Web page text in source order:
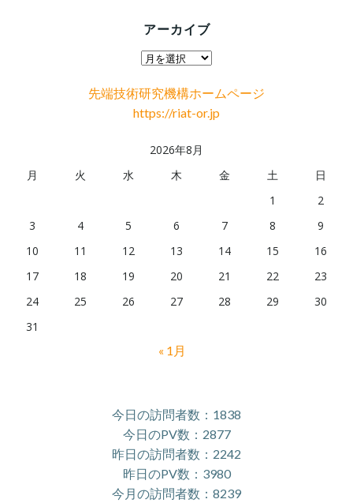
アーカイブ
ア
カ
イ
先端技術研究機構ホームページ
https://riat-or.jp
2026年8月
月
火 水 木 金 土
日
1
2
3
4 5 6 7 8
9
10
11 12 13 14 15
16
17
18 19 20 21 22
23
24
25 26 27 28 29
30
31
« 1月
今日の訪問者数：1838
今日のPV数：2877
昨日の訪問者数：2242
昨日のPV数：3980
今月の訪問者数：8239